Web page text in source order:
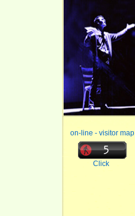
on-line - visitor map
Click